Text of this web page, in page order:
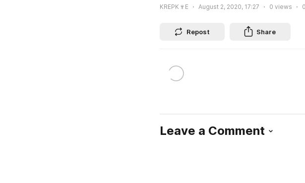
KREPK🍷E August 2, 2020, 17:27 0 views 0
Repost Share
Leave a Comment